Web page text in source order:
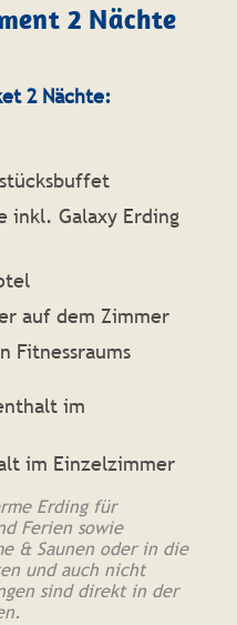
2 Nächte
2 Nächte:
inkl. Galaxy Erding
auf dem Zimmer
Fitnessraums
im
im Einzelzimmer
Erding für
Ferien sowie
& Saunen oder in die
und auch nicht
sind direkt in der